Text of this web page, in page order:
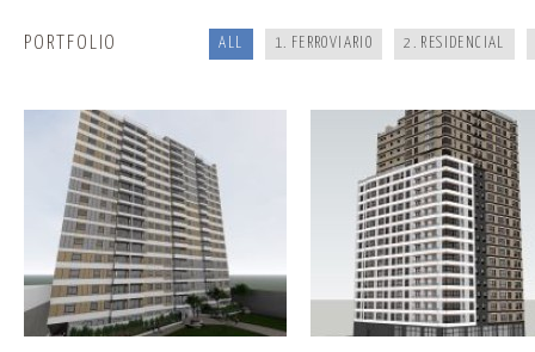
PORTFOLIO ALL 1. FERROVIARIO 2. RESIDENCIAL
EDIFICIO USO MIXO «LOCAL
COMERCIAL + MULTIFAMILIAR»
COLONIAL 2042 CON 150
DEPARTAMENTOS Y LOCAL EN
CERCADO DE LIMA
EDIFICIO USO MIXTO
«COMERCIAL+RESIDENCIAL»
ALBA CON 133
2 LOCALES EN PUEBLO LIBRE.